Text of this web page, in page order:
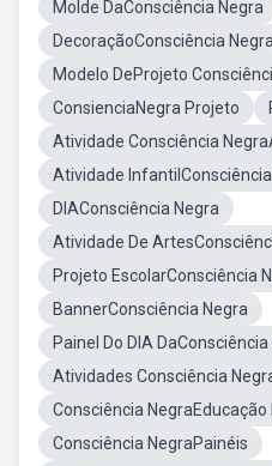
Molde DaConsciência Negra
DecoraçãoConsciência Negra
Modelo DeProjeto
ConsienciaNegra Projeto
Atividade Consciência
Atividade
DIAConsciência Negra
Atividade De
Projeto EscolarConsciência
BannerConsciência Negra
Painel Do DIA
Atividades Consciência
Consciência NegraEducação
Consciência NegraPainéis